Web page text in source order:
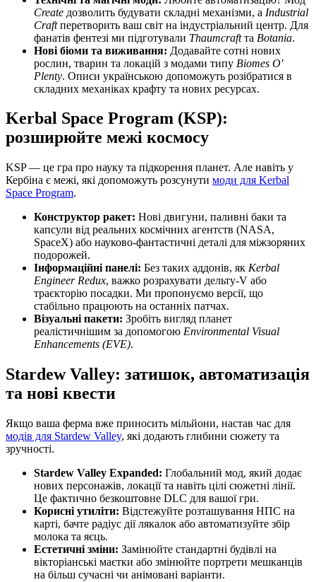
Create дозволить будувати складні механізми, а Industrial
Craftперетворить ваш світ на індустріальний центр. Для
фанатів фентезі ми підготували Thaumcraftта Botania.
Нові біоми та виживання: Додавайте сотні нових
рослин, тварин та локацій з модами типу Biomes O'
Plenty. Описи українською допоможуть розібратися в
складних механіках крафту та нових ресурсах.
Kerbal Space Program (KSP):
розширюйте межі космосу
KSP — це гра про науку та підкорення планет. Але навіть у
Кербіна є межі, які допоможуть розсунути моди для Kerbal
Space Program.
Конструктор ракет: Нові двигуни, паливні баки та
капсули від реальних космічних агентств (NASA,
SpaceX) або науково-фантастичні деталі для міжзоряних
подорожей.
Інформаційні панелі: Без таких аддонів, як Kerbal
Engineer Redux, важко розрахувати дельту-V або
траєкторію посадки. Ми пропонуємо версії, що
стабільно працюють на останніх патчах.
Візуальні пакети: Зробіть вигляд планет
реалістичнішим за допомогою Environmental Visual
Enhancements (EVE).
Stardew Valley: затишок, автоматизація
та нові квести
Якщо ваша ферма вже приносить мільйони, настав час для
модів для Stardew Valley, які додають глибини сюжету та
зручності.
Stardew Valley Expanded: Глобальний мод, який додає
нових персонажів, локації та навіть цілі сюжетні лінії.
Це фактично безкоштовне DLC для вашої гри.
Корисні утиліти: Відстежуйте розташування НПС на
карті, бачте радіус дії лякалок або автоматизуйте збір
молока та яєць.
Естетичні зміни: Замінюйте стандартні будівлі на
вікторіанські маєтки або змінюйте портрети мешканців
на більш сучасні чи анімовані варіанти.